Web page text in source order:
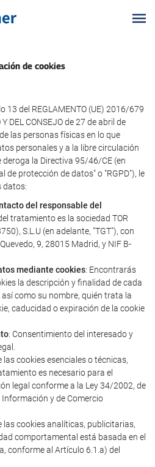
de cookies
13 del REGLAMENTO (UE) 2016/679
Y DEL CONSEJO de 27 de abril de
las personas físicas en lo que
personales y a la libre circulación
deroga la Directiva 95/46/CE (en
de protección de datos" o "RGPD"), le
datos:
del responsable del
tratamiento es la sociedad TOR
S.L.U (en adelante, "TGT"), con
9, 28015 Madrid, y NIF B-
mediante cookies: Encontrarás
la descripción y finalidad de cada
como su nombre, quién trata la
caducidad o expiración de la cookie
: Consentimiento del interesado y
cookies esenciales o técnicas,
es necesario para el
legal conforme a la Ley 34/2002, de
Información y de Comercio
las cookies analíticas, publicitarias,
comportamental está basada en el
conforme al Artículo 6.1.a) del